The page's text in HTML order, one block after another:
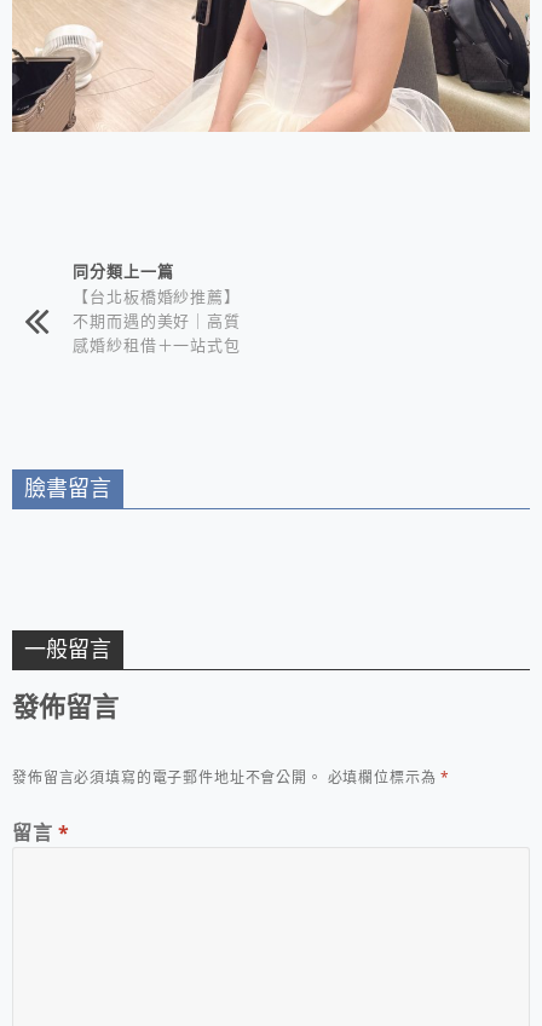
相連文章同分類上一篇
【台北板橋婚紗推薦】
不期而遇的美好｜高質
感婚紗租借＋一站式包
臉書留言
一般留言
發佈留言
發佈留言必須填寫的電子郵件地址不會公開。 必填欄位標示為*
留言 *